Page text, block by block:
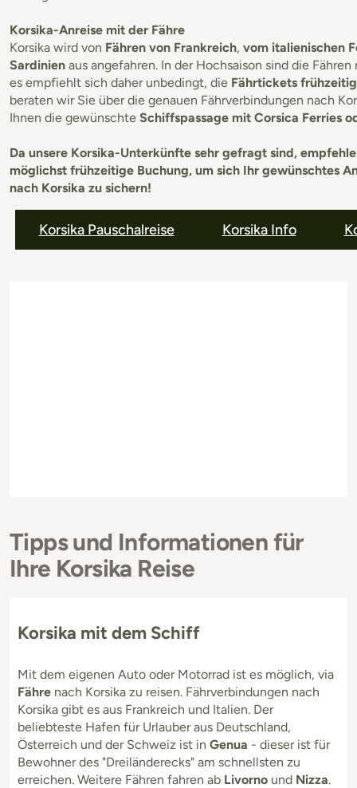
Korsika-Anreise mit der Fähre
Korsika wird von Fähren von Frankreich, vom italienischen
Sardinien aus angefahren. In der Hochsaison sind die
es empfiehlt sich daher unbedingt, die Fährtickets
beraten wir Sie über die genauen Fährverbindungen nach
Ihnen die gewünschte Schiffspassage mit Corsica Ferries
Da unsere Korsika-Unterkünfte sehr gefragt sind,
möglichst frühzeitige Buchung, um sich Ihr gewünschtes
nach Korsika zu sichern!
Korsika Pauschalreise Korsika Info
Tipps und Informationen für
Ihre Korsika Reise
Korsika mit dem Schiff
Mit dem eigenen Auto oder Motorrad ist es möglich, via
Fähre nach Korsika zu reisen. Fährverbindungen nach
Korsika gibt es aus Frankreich und Italien. Der
beliebteste Hafen für Urlauber aus Deutschland,
Österreich und der Schweiz ist in Genua - dieser ist für
Bewohner des "Dreiländerecks" am schnellsten zu
erreichen. Weitere Fähren fahren ab Livorno und Nizza.